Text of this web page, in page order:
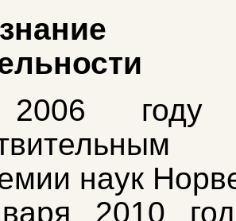
году
наук
2010